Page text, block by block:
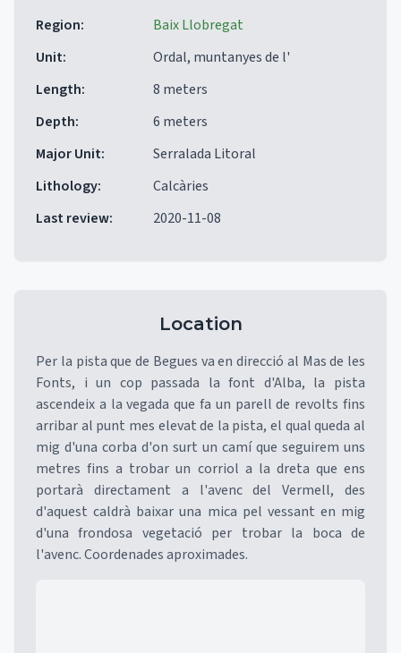
Region:
Baix Llobregat
Unit:
Ordal, muntanyes de l'
Length:
8 meters
Depth:
6 meters
Major Unit:
Serralada Litoral
Lithology:
Calcàries
Last review: 2020-11-08
Location
Per la pista que de Begues va en direcció al Mas de les
Fonts, i un cop passada la font d'Alba, la pista
ascendeix a la vegada que fa un parell de revolts fins
arribar al punt mes elevat de la pista, el qual queda al
mig d'una corba d'on surt un camí que seguirem uns
metres fins a trobar un corriol a la dreta que ens
portarà directament a l'avenc del Vermell, des
d'aquest caldrà baixar una mica pel vessant en mig
d'una frondosa vegetació per trobar la boca de
l'avenc. Coordenades aproximades.